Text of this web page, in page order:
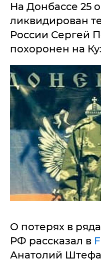
На Донбассе 25
ликвидирован
России Сергей
похоронен на
О потерях в
РФ рассказал в
Анатолий